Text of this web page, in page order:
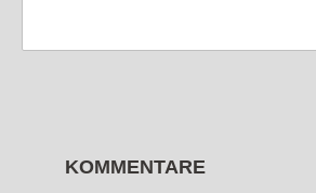
KOMMENTARE